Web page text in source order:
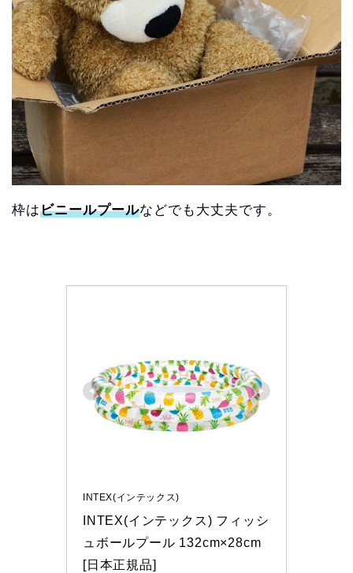
枠はビニールプールなどでも大丈夫です。
INTEX(インテックス)
INTEX(インテックス) フィッシ
ュボールプール 132cm×28cm
[日本正規品]